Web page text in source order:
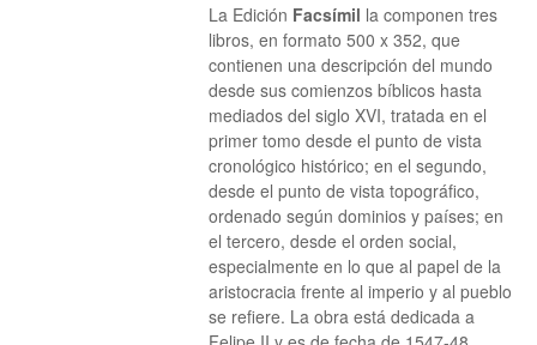
La Edición Facsímil la componen tres
libros, en formato 500 x 352, que
contienen una descripción del mundo
desde sus comienzos bíblicos hasta
mediados del siglo XVI, tratada en el
primer tomo desde el punto de vista
cronológico histórico; en el segundo,
desde el punto de vista topográfico,
ordenado según dominios y países; en
el tercero, desde el orden social,
especialmente en lo que al papel de la
aristocracia frente al imperio y al pueblo
se refiere. La obra está dedicada a